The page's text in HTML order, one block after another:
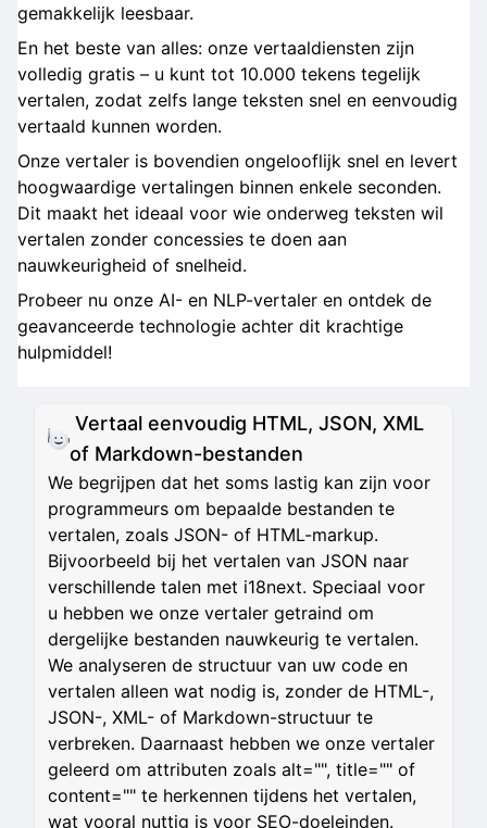
gemakkelijk leesbaar.
En het beste van alles: onze vertaaldiensten zijn
volledig gratis – u kunt tot 10.000 tekens tegelijk
vertalen, zodat zelfs lange teksten snel en eenvoudig
vertaald kunnen worden.
Onze vertaler is bovendien ongelooflijk snel en levert
hoogwaardige vertalingen binnen enkele seconden.
Dit maakt het ideaal voor wie onderweg teksten wil
vertalen zonder concessies te doen aan
nauwkeurigheid of snelheid.
Probeer nu onze AI- en NLP-vertaler en ontdek de
geavanceerde technologie achter dit krachtige
hulpmiddel!
Vertaal eenvoudig HTML, JSON, XML
of Markdown-bestanden
We begrijpen dat het soms lastig kan zijn voor
programmeurs om bepaalde bestanden te
vertalen, zoals JSON- of HTML-markup.
Bijvoorbeeld bij het vertalen van JSON naar
verschillende talen met i18next. Speciaal voor
u hebben we onze vertaler getraind om
dergelijke bestanden nauwkeurig te vertalen.
We analyseren de structuur van uw code en
vertalen alleen wat nodig is, zonder de HTML-,
JSON-, XML- of Markdown-structuur te
verbreken. Daarnaast hebben we onze vertaler
geleerd om attributen zoals alt="", title="" of
content="" te herkennen tijdens het vertalen,
wat vooral nuttig is voor SEO-doeleinden.